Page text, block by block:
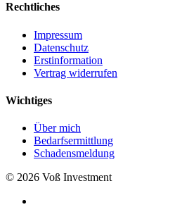
Rechtliches
Impressum
Datenschutz
Erstinformation
Vertrag widerrufen
Wichtiges
Über mich
Bedarfsermittlung
Schadensmeldung
© 2026 Voß Investment